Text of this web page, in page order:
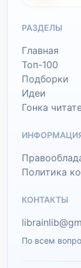
РАЗДЕЛЫ
Главная
Топ-100
Подборки
Идеи
Гонка
Политика
КОНТАКТЫ
По всем